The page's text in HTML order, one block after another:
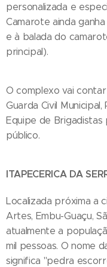
personalizada e
Camarote ainda
e à balada do
principal).
O complexo vai
Guarda Civil
Equipe de
público.
ITAPECERICA DA
Localizada próxima a
Artes, Embu-Guaçu,
atualmente a
mil pessoas. O nome
significa "pedra